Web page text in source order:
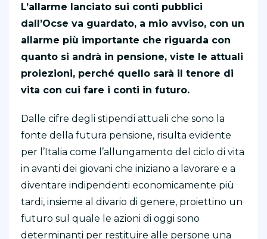
L’allarme lanciato sui conti pubblici
dall’Ocse va guardato, a mio avviso, con un
allarme più importante che riguarda con
quanto si andrà in pensione, viste le attuali
proiezioni, perché quello sarà il tenore di
vita con cui fare i conti in futuro.
Dalle cifre degli stipendi attuali che sono la
fonte della futura pensione, risulta evidente
per l’Italia come l’allungamento del ciclo di vita
in avanti dei giovani che iniziano a lavorare e a
diventare indipendenti economicamente più
tardi, insieme al divario di genere, proiettino un
futuro sul quale le azioni di oggi sono
determinanti per restituire alle persone una